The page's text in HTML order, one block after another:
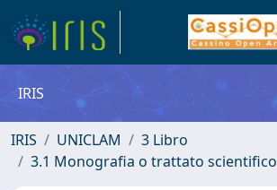
IRIS
IRIS UNICLAM
3 Libro
3.1 Monografia o trattato scientifico